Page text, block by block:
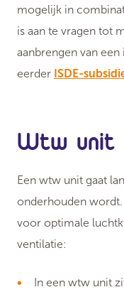
mogelijk in
is aan te vragen tot
aanbrengen van
eerder ISDE-
Wtw unit
Een wtw unit gaat
onderhouden
voor optimale
ventilatie:
In een wtw unit